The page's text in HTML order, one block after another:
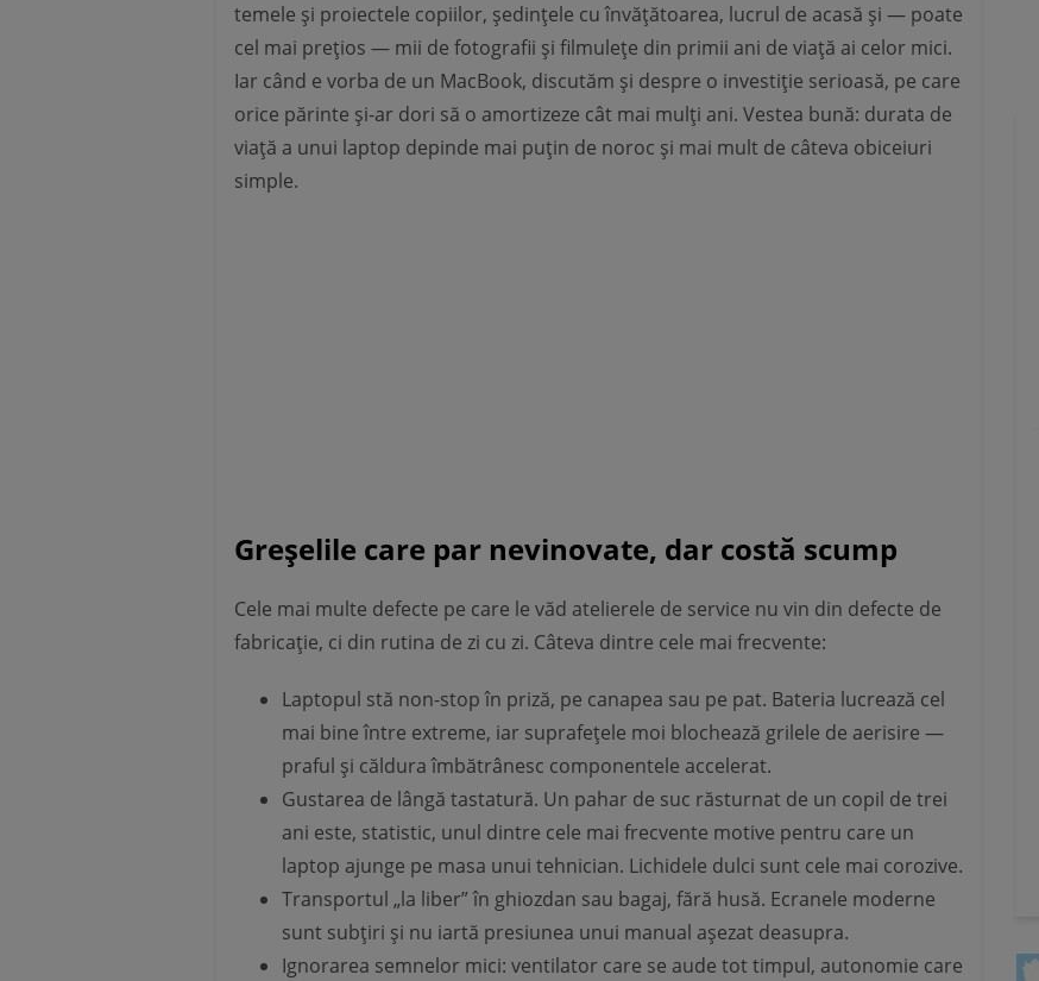
temele și proiectele copiilor, ședințele cu învățătoarea, lucrul de acasă și — poate
cel mai prețios — mii de fotografii și filmulețe din primii ani de viață ai celor mici.
Iar când e vorba de un MacBook, discutăm și despre o investiție serioasă, pe care
orice părinte și-ar dori să o amortizeze cât mai mulți ani. Vestea bună: durata de
viață a unui laptop depinde mai puțin de noroc și mai mult de câteva obiceiuri
simple.
Greșelile care par nevinovate, dar costă scump
Cele mai multe defecte pe care le văd atelierele de service nu vin din defecte de
fabricație, ci din rutina de zi cu zi. Câteva dintre cele mai frecvente:
Laptopul stă non-stop în priză, pe canapea sau pe pat. Bateria lucrează cel
mai bine între extreme, iar suprafețele moi blochează grilele de aerisire —
praful și căldura îmbătrânesc componentele accelerat.
Gustarea de lângă tastatură. Un pahar de suc răsturnat de un copil de trei
ani este, statistic, unul dintre cele mai frecvente motive pentru care un
laptop ajunge pe masa unui tehnician. Lichidele dulci sunt cele mai corozive.
Transportul „la liber” în ghiozdan sau bagaj, fără husă. Ecranele moderne
sunt subțiri și nu iartă presiunea unui manual așezat deasupra.
Ignorarea semnelor mici: ventilator care se aude tot timpul, autonomie care